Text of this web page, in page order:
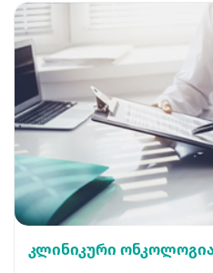
კლინიკური